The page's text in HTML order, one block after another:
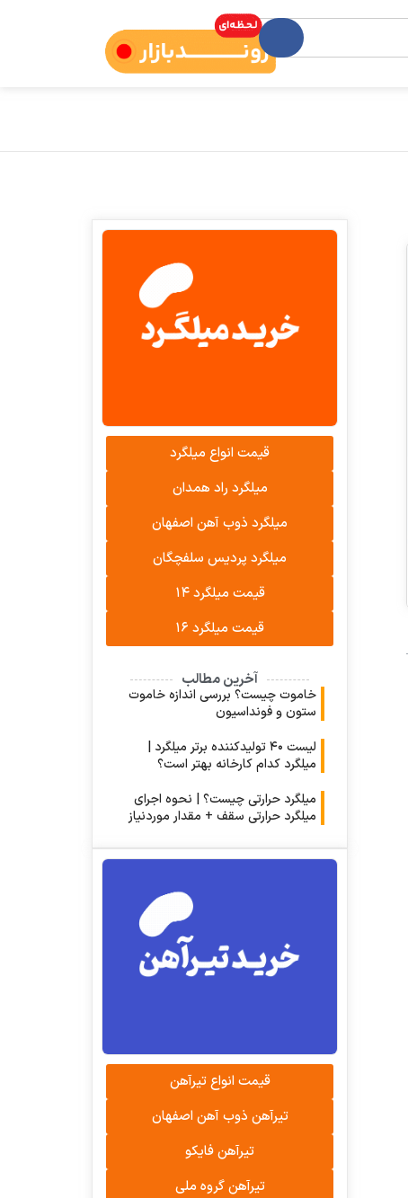
قیمت انواع میلگرد
میلگرد راد همدان
میلگرد ذوب آهن اصفهان
میلگرد پردیس سلفچگان
قیمت میلگرد ۱۴
قیمت میلگرد ۱۶
آخرین مطالب
خاموت چیست؟ بررسی اندازه خاموت
ستون و فونداسیون
لیست ۴۰ تولیدکننده برتر میلگرد |
میلگرد کدام کارخانه بهتر است؟
میلگرد حرارتی چیست؟ | نحوه اجرای
میلگرد حرارتی سقف + مقدار موردنیاز
قیمت انواع تیرآهن
تیرآهن ذوب آهن اصفهان
تیرآهن فایکو
تیرآهن گروه ملی